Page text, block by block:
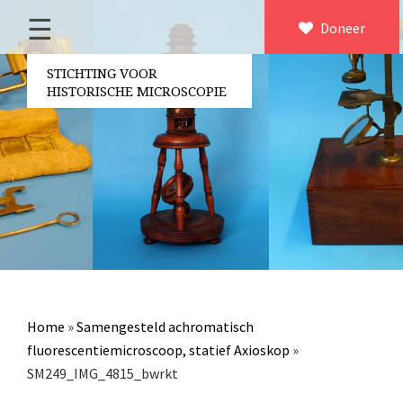
×
Home
Over ons
Contact
Bestuur
Vrijwilligers
Partners
Jaarverslagen
Microscopen
Overige optische instrumenten
Elektrische meetapparatuur
Doneer
☰
STICHTING VOOR
HISTORISCHE MICROSCOPIE
Home »Samengesteld achromatisch
fluorescentiemicroscoop, statief Axioskop »
SM249_IMG_4815_bwrkt